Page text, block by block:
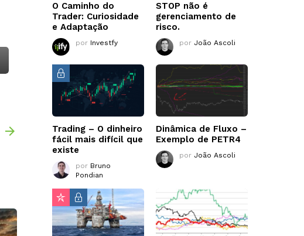
O Caminho do
Trader: Curiosidade
e Adaptação
por Investfy
STOP não é
gerenciamento de
risco.
por João Ascoli
Trading – O dinheiro
fácil mais difícil que
existe
por Bruno
Pondian
Dinâmica de Fluxo –
Exemplo de PETR4
por João Ascoli